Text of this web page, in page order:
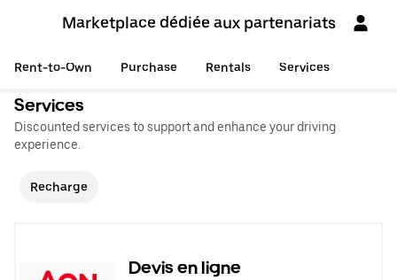
Marketplace dédiée aux partenariats
Rent-to-Own Purchase Rentals Services
Services
Discounted services to support and enhance your driving
experience.
Recharge
Devis en ligne